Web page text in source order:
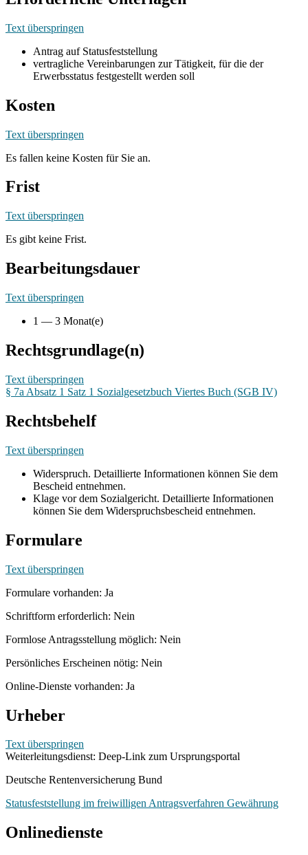
Text überspringen
Antrag auf Statusfeststellung
vertragliche Vereinbarungen zur Tätigkeit, für die der
Erwerbsstatus festgestellt werden soll
Kosten
Text überspringen
Es fallen keine Kosten für Sie an.
Frist
Text überspringen
Es gibt keine Frist.
Bearbeitungsdauer
Text überspringen
1 — 3 Monat(e)
Rechtsgrundlage(n)
Text überspringen
§ 7a Absatz 1 Satz 1 Sozialgesetzbuch Viertes Buch (SGB IV)
Rechtsbehelf
Text überspringen
Widerspruch. Detaillierte Informationen können Sie dem
Bescheid entnehmen.
Klage vor dem Sozialgericht. Detaillierte Informationen
können Sie dem Widerspruchsbescheid entnehmen.
Formulare
Text überspringen
Formulare vorhanden: Ja
Schriftform erforderlich: Nein
Formlose Antragsstellung möglich: Nein
Persönliches Erscheinen nötig: Nein
Online-Dienste vorhanden: Ja
Urheber
Text überspringen
Weiterleitungsdienst: Deep-Link zum Ursprungsportal
Deutsche Rentenversicherung Bund
Statusfeststellung im freiwilligen Antragsverfahren Gewährung
Onlinedienste